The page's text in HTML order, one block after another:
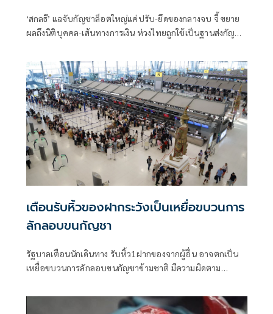
‘สกลธี’ แฉจับกัญชาล็อตใหญ่แค่ปรับ-ยึดของกลางจบ จี้ ขยาย
ผลถึงนิติบุคคล-เส้นทางการเงิน ห่วงไทยถูกใช้เป็นฐานส่งกัญชา
เตือนรับหิ้วของฝากระวังเป็นเหยื่อขบวนการ
ลักลอบขนกัญชา
รัฐบาลเตือนนักเดินทาง รับหิ้ว1ฝากของจากผู้อื่น อาจตกเป็น
เหยื่อขบวนการลักลอบขนกัญชาข้ามชาติ มีความผิดตาม